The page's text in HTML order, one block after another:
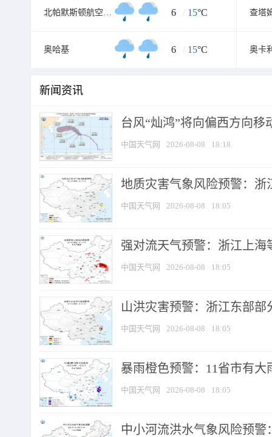
北帕默斯顿航空气象处 6 / 15°C
奥哈基 6 / 15°C 奥卡
新闻资讯
台风“灿鸿”将向偏西方向移
中国天气网 2026-08-08 18:18
地质灾害气象风险预警：
中国天气网 2026-08-08 18:05
强对流天气预警：浙江上海
中国天气网 2026-08-08 18:05
山洪灾害预警：浙江东部
中国天气网 2026-08-08 18:05
暴雨橙色预警：11省市有
中国天气网 2026-08-08 18:05
中小河流洪水气象风险预